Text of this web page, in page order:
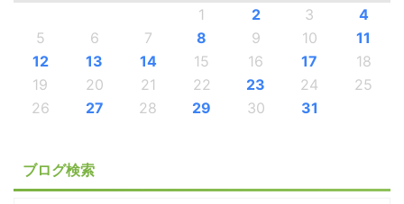
1 2 3
4
5
6 7 8 9 10
11
12
13 14 15 16 17
18
19
20 21 22 23 24
25
26
27 28 29 30 31
ブログ検索